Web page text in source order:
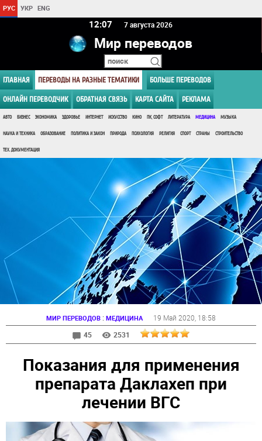
РУС УКР ENG
12:07 7 августа 2026
Мир переводов
ГЛАВНАЯ ПЕРЕВОДЫ НА РАЗНЫЕ ТЕМАТИКИ БОЛЬШЕ ПЕРЕВОДОВ
ОНЛАЙН ПЕРЕВОДЧИК ОБРАТНАЯ СВЯЗЬ КАРТА САЙТА РЕКЛАМА
АВТО БИЗНЕС ЭКОНОМИКА ЗДОРОВЬЕ ИНТЕРНЕТ ИСКУССТВО КИНО ПК, СОФТ ЛИТЕРАТУРА МЕДИЦИНА МУЗЫКА
НАУКА И ТЕХНИКА ОБРАЗОВАНИЕ ПОЛИТИКА И ЗАКОН ПРИРОДА ПСИХОЛОГИЯ РЕЛИГИЯ СПОРТ СТРАНЫ СТРОИТЕЛЬСТВО
ТЕХ. ДОКУМЕНТАЦИЯ
МИР ПЕРЕВОДОВ : МЕДИЦИНА 19 Май 2020 , 18:58
45
2531
Показания для применения
препарата Даклахеп при
лечении ВГС